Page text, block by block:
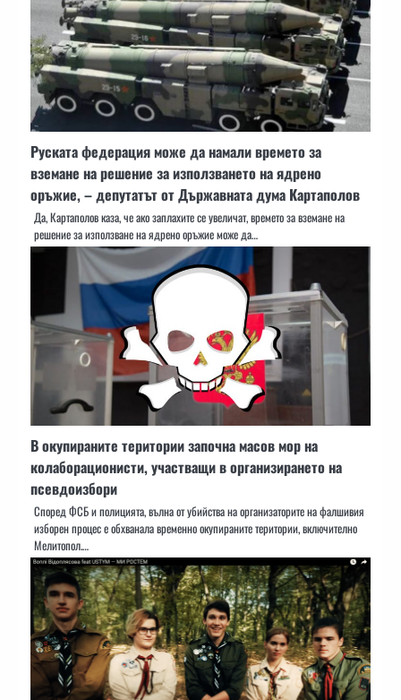
Руската федерация може да намали времето за
вземане на решение за използването на ядрено
оръжие, – депутатът от Държавната дума Картаполов
Да, Картаполов каза, че ако заплахите се увеличат, времето за вземане на
решение за използване на ядрено оръжие може да…
В окупираните територии започна масов мор на
колаборационисти, участващи в организирането на
псевдоизбори
Според ФСБ и полицията, вълна от убийства на организаторите на фалшивия
изборен процес е обхванала временно окупираните територии, включително
Мелитопол.…